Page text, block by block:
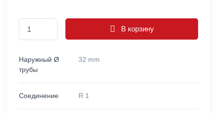
В корзину
Наружный Ø
трубы
32 mm
Соединение R 1